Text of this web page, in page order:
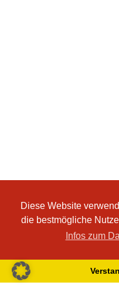
Diese Website
die bestmögliche
Infos zum